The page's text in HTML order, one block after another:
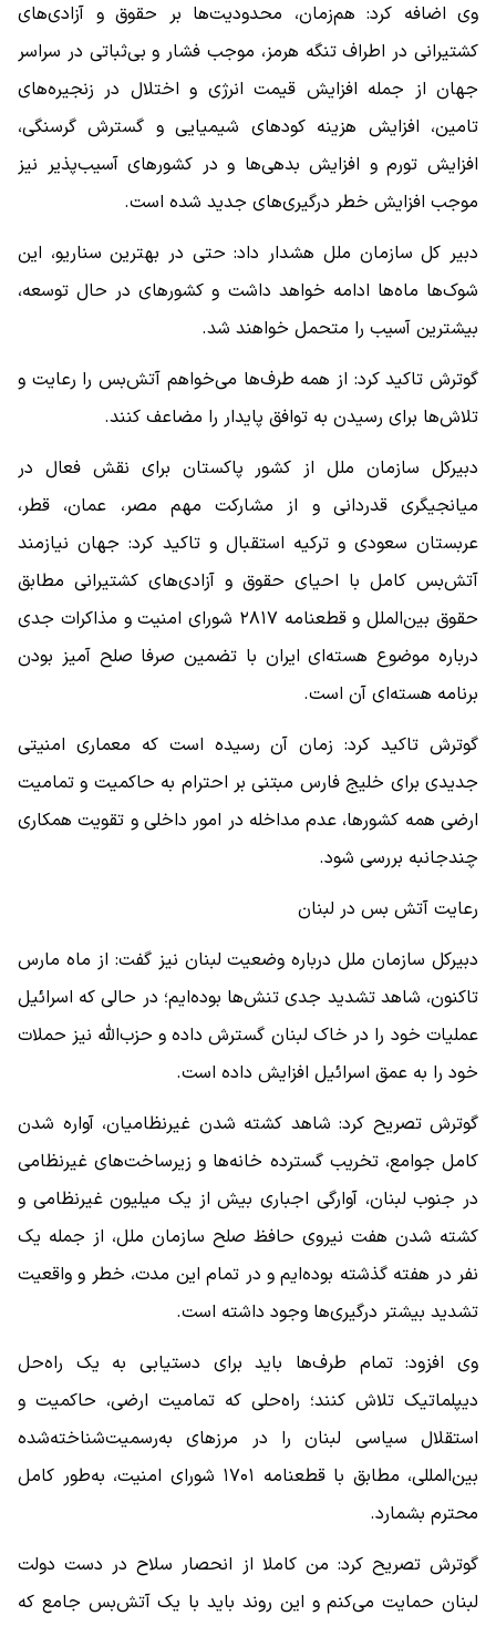
وی اضافه کرد: هم‌زمان، محدودیت‌ها بر حقوق و آزادی‌های
کشتیرانی در اطراف تنگه هرمز، موجب فشار و بی‌ثباتی در سراسر
جهان از جمله افزایش قیمت انرژی و اختلال در زنجیره‌های
تامین، افزایش هزینه کود‌های شیمیایی و گسترش گرسنگی،
افزایش تورم و افزایش بدهی‌ها و در کشور‌های آسیب‌پذیر نیز
موجب افزایش خطر درگیری‌های جدید شده است.
دبیر کل سازمان ملل هشدار داد: حتی در بهترین سناریو، این
شوک‌ها ماه‌ها ادامه خواهد داشت و کشور‌های در حال توسعه،
بیشترین آسیب را متحمل خواهند شد.
گوترش تاکید کرد: از همه طرف‌ها می‌خواهم آتش‌بس را رعایت و
تلاش‌ها برای رسیدن به توافق پایدار را مضاعف کنند.
دبیرکل سازمان ملل از کشور پاکستان برای نقش فعال در
میانجیگری قدردانی و از مشارکت مهم مصر، عمان، قطر،
عربستان سعودی و ترکیه استقبال و تاکید کرد: جهان نیازمند
آتش‌بس کامل با احیای حقوق و آزادی‌های کشتیرانی مطابق
حقوق بین‌الملل و قطعنامه ۲۸۱۷ شورای امنیت و مذاکرات جدی
درباره موضوع هسته‌ای ایران با تضمین صرفا صلح آمیز بودن
برنامه هسته‌ای آن است.
گوترش تاکید کرد: زمان آن رسیده است که معماری امنیتی
جدیدی برای خلیج فارس مبتنی بر احترام به حاکمیت و تمامیت
ارضی همه کشورها، عدم مداخله در امور داخلی و تقویت همکاری
چندجانبه بررسی شود.
رعایت آتش بس در لبنان
دبیرکل سازمان ملل درباره وضعیت لبنان نیز گفت: از ماه مارس
تاکنون، شاهد تشدید جدی تنش‌ها بوده‌ایم؛ در حالی که اسرائیل
عملیات خود را در خاک لبنان گسترش داده و حزب‌الله نیز حملات
خود را به عمق اسرائیل افزایش داده است.
گوترش تصریح کرد: شاهد کشته شدن غیرنظامیان، آواره شدن
کامل جوامع، تخریب گسترده خانه‌ها و زیرساخت‌های غیرنظامی
در جنوب لبنان، آوارگی اجباری بیش از یک میلیون غیرنظامی و
کشته شدن هفت نیروی حافظ صلح سازمان ملل، از جمله یک
نفر در هفته گذشته بوده‌ایم و در تمام این مدت، خطر و واقعیت
تشدید بیشتر درگیری‌ها وجود داشته است.
وی افزود: تمام طرف‌ها باید برای دستیابی به یک راه‌حل
دیپلماتیک تلاش کنند؛ راه‌حلی که تمامیت ارضی، حاکمیت و
استقلال سیاسی لبنان را در مرز‌های به‌رسمیت‌شناخته‌شده
بین‌المللی، مطابق با قطعنامه ۱۷۰۱ شورای امنیت، به‌طور کامل
محترم بشمارد.
گوترش تصریح کرد: من کاملا از انحصار سلاح در دست دولت
لبنان حمایت می‌کنم و این روند باید با یک آتش‌بس جامع که